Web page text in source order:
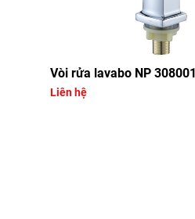
Vòi rửa lavabo NP 308001
Liên hệ